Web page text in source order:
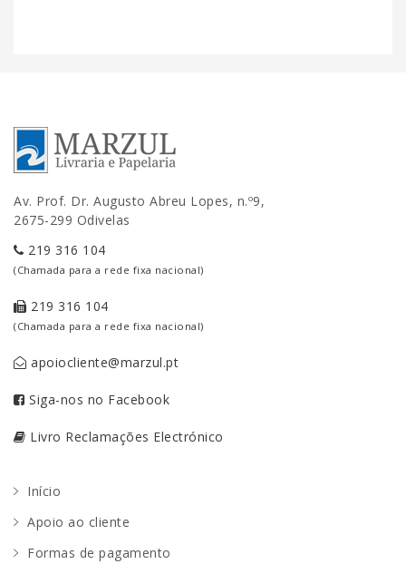
Av. Prof. Dr. Augusto Abreu Lopes, n.º9,
2675-299 Odivelas
219 316 104
(Chamada para a rede fixa nacional)
219 316 104
(Chamada para a rede fixa nacional)
apoiocliente@marzul.pt
Siga-nos no Facebook
Livro Reclamações Electrónico
Início
Apoio ao cliente
Formas de pagamento